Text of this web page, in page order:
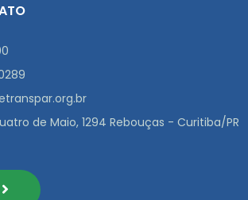
de Maio, 1294 Rebouças - Curitiba/PR